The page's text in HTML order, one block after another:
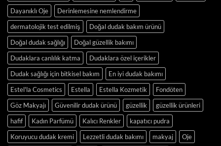
Dayanıklı Oje
Derinlemesine nemlendirme
dermatolojik test edilmiş
Doğal dudak bakım ürünü
Doğal dudak sağlığı
Doğal güzellik bakımı
Dudaklara canlılık katma
Dudaklara özel içerikler
Dudak sağlığı için bitkisel bakım
En iyi dudak bakımı
Estel'la Cosmetics
Estella Estella Kozmetik
Fondöten
Göz Makyajı
Güvenilir dudak ürünü güzellik
güzellik ürünleri
hafif
Kadın Parfümü Kalıcı Renkler
kapatıcı pudra
Koruyucu dudak kremi
Lezzetli dudak bakımı makyaj
Oje